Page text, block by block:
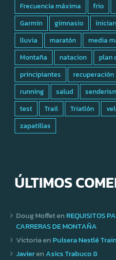
Frecuencia máxima
frio
Garmin
gimnasio
lluvia
maratón
media
Montaña
natacion
plan
principiantes
recuperación
running
salud
test
Trail Triatlón
zapatillas
ÚLTIMOS
Doug Moffeten REQUISITOS
CARRERAS DE MONTAÑA
Victoriaen Pulsera Nestlé
JavierenAsics Trabuco 8